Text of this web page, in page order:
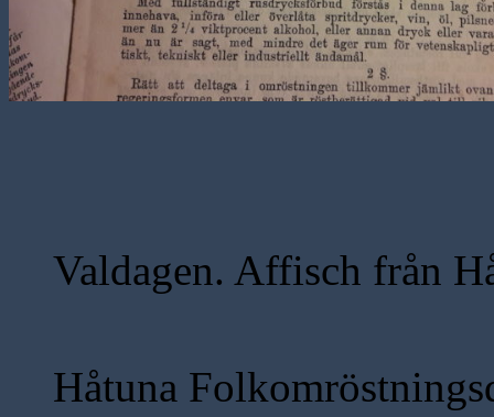
Valdagen. Affisch från
Håtuna